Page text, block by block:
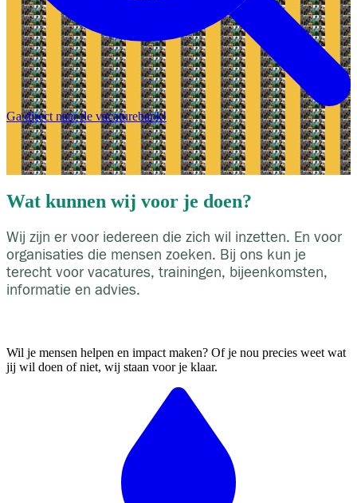
Ga direct naar de vacaturebank!
Wat kunnen wij voor je doen?
Wij zijn er voor iedereen die zich wil inzetten. En voor
organisaties die mensen zoeken. Bij ons kun je
terecht voor vacatures, trainingen, bijeenkomsten,
informatie en advies.
Wil je mensen helpen en impact maken? Of je nou precies weet wat
jij wil doen of niet, wij staan voor je klaar.